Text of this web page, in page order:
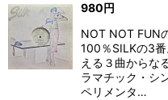
980円
NOT NOT FUN
100％SILKの3
える３曲からな
ラマチック・シ
ペリメンタ…